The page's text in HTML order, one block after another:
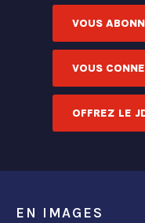
VOUS
VOUS
OFFREZ LE
EN IMAGES